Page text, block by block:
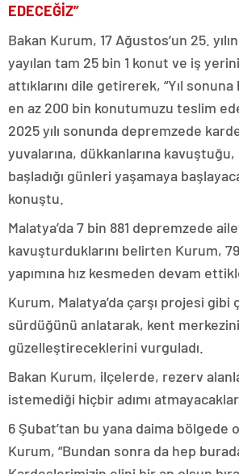
EDECEĞİZ”
Bakan Kurum, 17 Ağustos’un 25.
yayılan tam 25 bin 1 konut ve iş
attıklarını dile getirerek, “Yıl
en az 200 bin konutumuzu teslim
2025 yılı sonunda depremzede
yuvalarına, dükkanlarına
başladığı günleri yaşamaya
konuştu.
Malatya’da 7 bin 881 depremzede
kavuşturduklarını belirten Kurum,
yapımına hız kesmeden devam
Kurum, Malatya’da çarşı projesi gibi
sürdüğünü anlatarak, kent
güzelleştireceklerini vurguladı.
Bakan Kurum, ilçelerde, rezerv
istemediği hiçbir adımı
6 Şubat’tan bu yana daima bölgede
Kurum, “Bundan sonra da hep